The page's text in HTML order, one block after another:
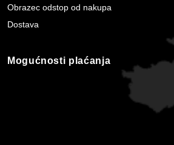
Obrazec odstop od nakupa
Dostava
Mogućnosti plaćanja